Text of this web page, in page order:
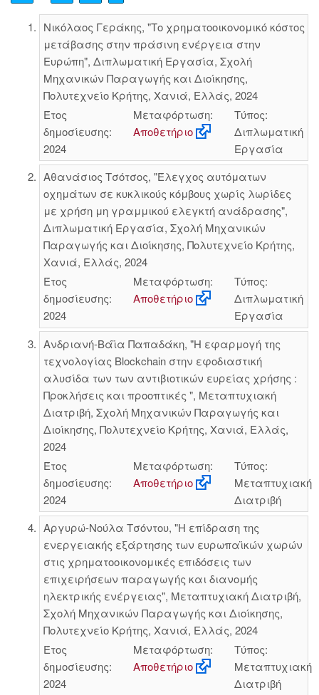
Νικόλαος Γεράκης, "Το χρηματοοικονομικό κόστος
μετάβασης στην πράσινη ενέργεια στην
Ευρώπη", Διπλωματική Εργασία, Σχολή
Μηχανικών Παραγωγής και Διοίκησης,
Πολυτεχνείο Κρήτης, Χανιά, Ελλάς, 2024
Έτος
δημοσίευσης:
2024
Μεταφόρτωση:
Αποθετήριο
Τύπος:
Διπλωματική
Εργασία
Αθανάσιος Τσότσος, "Έλεγχος αυτόματων
οχημάτων σε κυκλικούς κόμβους χωρίς λωρίδες
με χρήση μη γραμμικού ελεγκτή ανάδρασης",
Διπλωματική Εργασία, Σχολή Μηχανικών
Παραγωγής και Διοίκησης, Πολυτεχνείο Κρήτης,
Χανιά, Ελλάς, 2024
Έτος
δημοσίευσης:
2024
Μεταφόρτωση:
Αποθετήριο
Τύπος:
Διπλωματική
Εργασία
Ανδριανή-Βάϊα Παπαδάκη, "Η εφαρμογή της
τεχνολογίας Blockchain στην εφοδιαστική
αλυσίδα των των αντιβιοτικών ευρείας χρήσης :
Προκλήσεις και προοπτικές ", Μεταπτυχιακή
Διατριβή, Σχολή Μηχανικών Παραγωγής και
Διοίκησης, Πολυτεχνείο Κρήτης, Χανιά, Ελλάς,
2024
Έτος
δημοσίευσης:
2024
Μεταφόρτωση:
Αποθετήριο
Τύπος:
Μεταπτυχιακή
Διατριβή
Αργυρώ-Νούλα Τσόντου, "Η επίδραση της
ενεργειακής εξάρτησης των ευρωπαϊκών χωρών
στις χρηματοοικονομικές επιδόσεις των
επιχειρήσεων παραγωγής και διανομής
ηλεκτρικής ενέργειας", Μεταπτυχιακή Διατριβή,
Σχολή Μηχανικών Παραγωγής και Διοίκησης,
Πολυτεχνείο Κρήτης, Χανιά, Ελλάς, 2024
Έτος
δημοσίευσης:
2024
Μεταφόρτωση:
Αποθετήριο
Τύπος:
Μεταπτυχιακή
Διατριβή